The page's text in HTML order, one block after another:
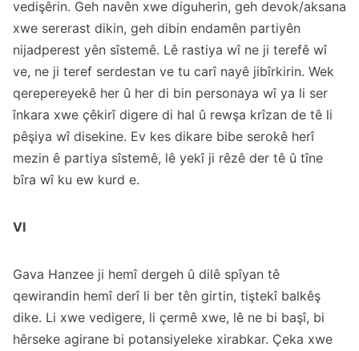
vedişêrin. Geh navên xwe diguherin, geh devok/aksana
xwe sererast dikin, geh dibin endamên partiyên
nijadperest yên sîstemê. Lê rastiya wî ne ji terefê wî
ve, ne ji teref serdestan ve tu carî nayê jibîrkirin. Wek
qerepereyekê her û her di bin personaya wî ya li ser
înkara xwe çêkirî digere di hal û rewşa krîzan de tê li
pêşiya wî disekine. Ev kes dikare bibe serokê herî
mezin ê partiya sîstemê, lê yekî ji rêzê der tê û tîne
bîra wî ku ew kurd e.
VI
Gava Hanzee ji hemî dergeh û dilê spîyan tê
qewirandin hemî derî li ber tên girtin, tiştekî balkêş
dike. Li xwe vedigere, li çermê xwe, lê ne bi başî, bi
hêrseke agirane bi potansiyeleke xirabkar. Çeka xwe